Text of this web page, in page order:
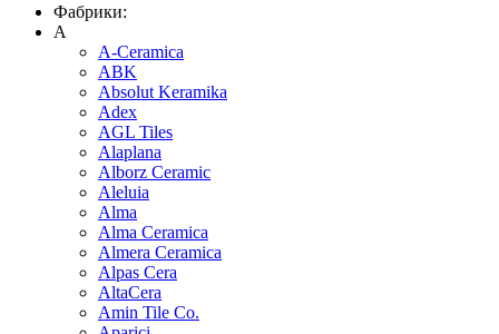
Фабрики:
A
A-Ceramica
ABK
Absolut Keramika
Adex
AGL Tiles
Alaplana
Alborz Ceramic
Aleluia
Alma
Alma Ceramica
Almera Ceramica
Alpas Cera
AltaCera
Amin Tile Co.